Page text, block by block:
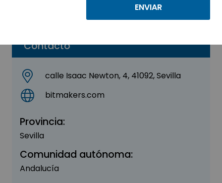
Contacto
calle Isaac Newton, 4, 41092, Sevilla
bitmakers.com
Provincia:
Sevilla
Comunidad autónoma:
Andalucía
Sevilla TechPark